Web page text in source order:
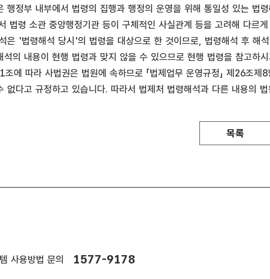
행정부 내부에서 법령의 집행과 행정의 운영을 위해 통일성 있는 법
법령 소관 중앙행정기관 등이 구체적인 사실관계 등을 고려해 다르
은 '법령해석 당시'의 법령을 대상으로 한 것이므로, 법령해석 후 해
석의 내용이 현행 법령과 맞지 않을 수 있으므로 현행 법령을 참고하
조에 따라 사법권은 법원에 속하므로 「법제업무 운영규정」 제26
없다고 규정하고 있습니다. 따라서 법제처 법령해석과 다른 내용의
목록
사용방법 문의 1577-9178